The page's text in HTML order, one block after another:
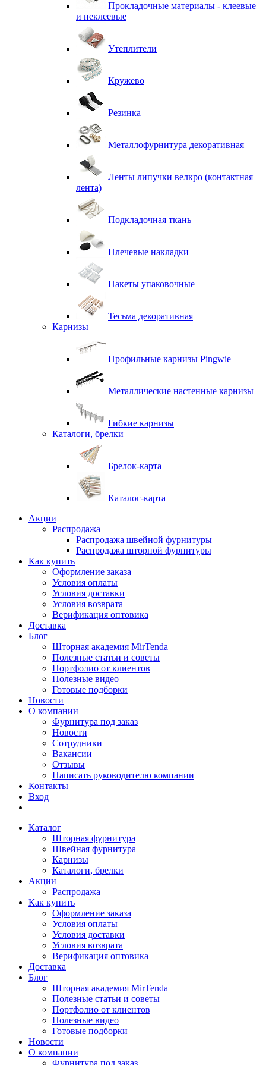
Прокладочные материалы - клеевые
и неклеевые
Утеплители
Кружево
Резинка
Металлофурнитура декоративная
Ленты липучки велкро (контактная
лента)
Подкладочная ткань
Плечевые накладки
Пакеты упаковочные
Тесьма декоративная
Карнизы
Профильные карнизы Pingwie
Металлические настенные карнизы
Гибкие карнизы
Каталоги, брелки
Брелок-карта
Каталог-карта
Акции
Распродажа
Распродажа швейной фурнитуры
Распродажа шторной фурнитуры
Как купить
Оформление заказа
Условия оплаты
Условия доставки
Условия возврата
Верификация оптовика
Доставка
Блог
Шторная академия MirTenda
Полезные статьи и советы
Портфолио от клиентов
Полезные видео
Готовые подборки
Новости
О компании
Фурнитура под заказ
Новости
Сотрудники
Вакансии
Отзывы
Написать руководителю компании
Контакты
Вход
Каталог
Шторная фурнитура
Швейная фурнитура
Карнизы
Каталоги, брелки
Акции
Распродажа
Как купить
Оформление заказа
Условия оплаты
Условия доставки
Условия возврата
Верификация оптовика
Доставка
Блог
Шторная академия MirTenda
Полезные статьи и советы
Портфолио от клиентов
Полезные видео
Готовые подборки
Новости
О компании
Фурнитура под заказ